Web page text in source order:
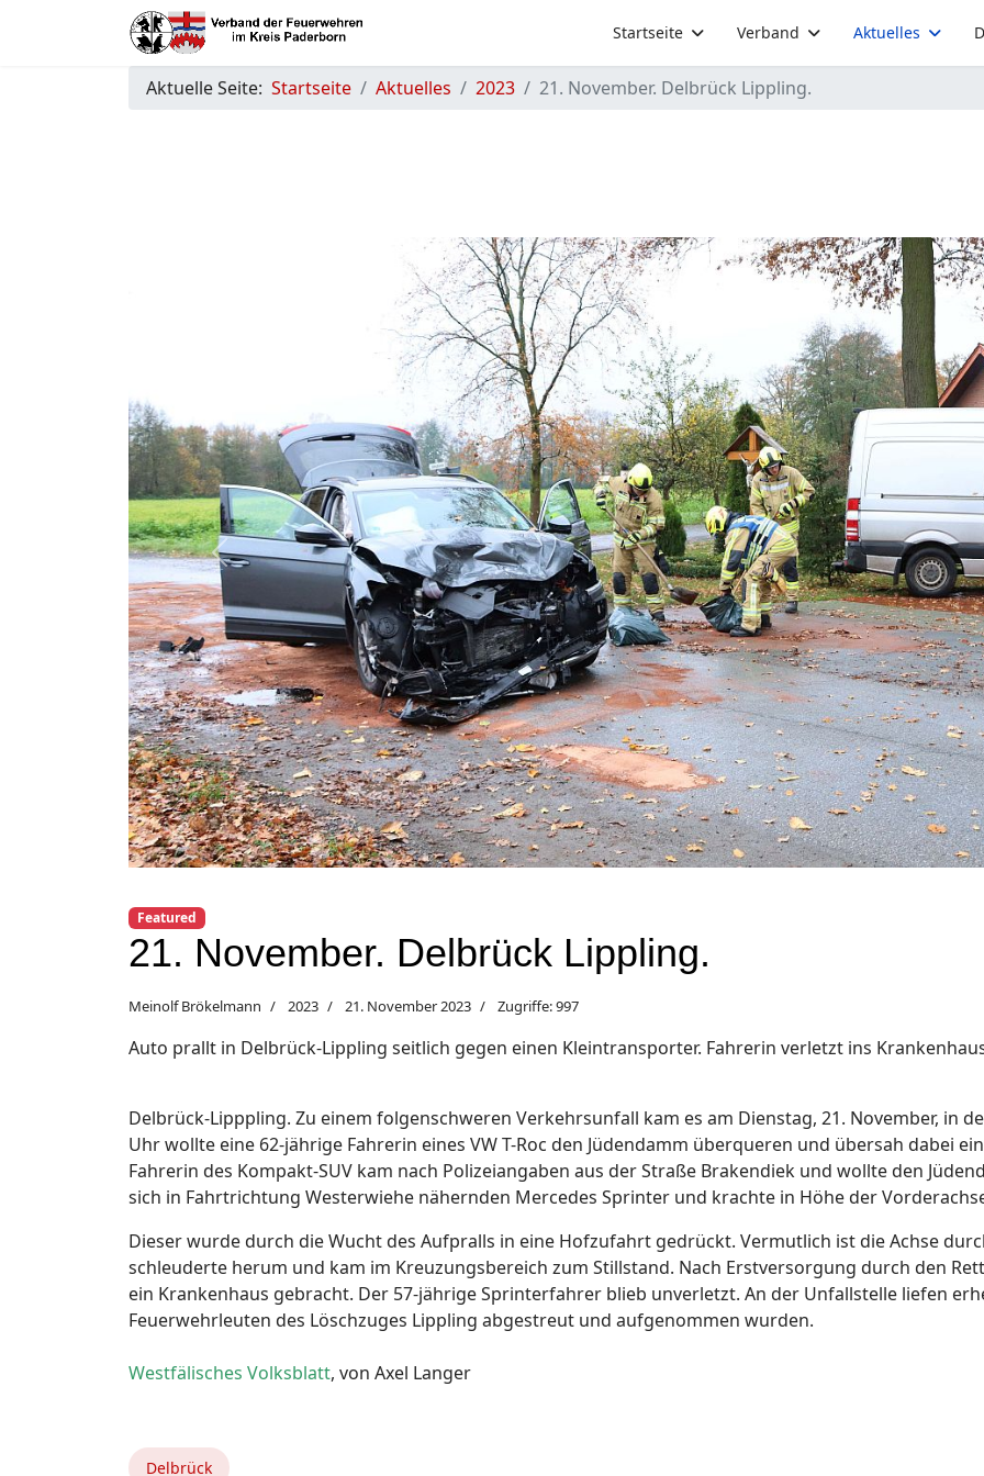
Startseite Verband Aktuelles
Aktuelle Seite: Startseite Aktuelles 2023 21. November. Delbrück Lippling.
Previous
Featured
21. November. Delbrück Lippling.
Meinolf Brökelmann 2023 21. November 2023 Zugriffe: 997
Auto prallt in Delbrück-Lippling seitlich gegen einen Kleintransporter. Fahrerin verletzt ins
Delbrück-Lipppling. Zu einem folgenschweren Verkehrsunfall kam es am Dienstag, 21. November, in
Uhr wollte eine 62-jährige Fahrerin eines VW T-Roc den Jüdendamm überqueren und übersah dabei
Fahrerin des Kompakt-SUV kam nach Polizeiangaben aus der Straße Brakendiek und wollte den
sich in Fahrtrichtung Westerwiehe nähernden Mercedes Sprinter und krachte in Höhe der
Dieser wurde durch die Wucht des Aufpralls in eine Hofzufahrt gedrückt. Vermutlich ist die Achse
schleuderte herum und kam im Kreuzungsbereich zum Stillstand. Nach Erstversorgung durch den
ein Krankenhaus gebracht. Der 57-jährige Sprinterfahrer blieb unverletzt. An der Unfallstelle liefen
Feuerwehrleuten des Löschzuges Lippling abgestreut und aufgenommen wurden.
Westfälisches Volksblatt, von Axel Langer
Delbrück